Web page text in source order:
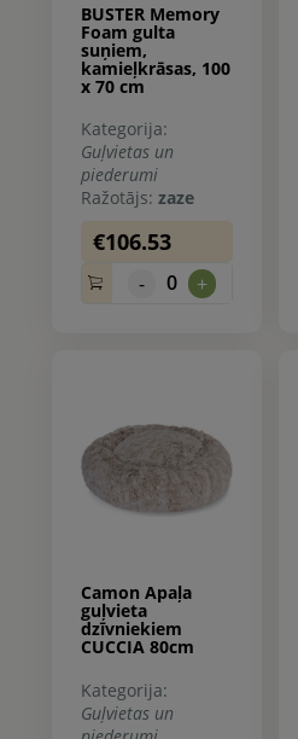
BUSTER Memory
Foam gulta
suņiem,
kamieļkrāsas, 100
x 70 cm
Kategorija:
Guļvietas un
piederumi
Ražotājs: zaze
€106.53
- 0 +
Camon Apaļa
guļvieta
dzīvniekiem
CUCCIA 80cm
Kategorija:
Guļvietas un